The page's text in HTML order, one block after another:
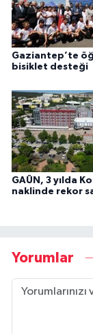
Gaziantep’te
bisiklet desteği
GAÜN, 3 yılda
naklinde rekor
Yorumlar